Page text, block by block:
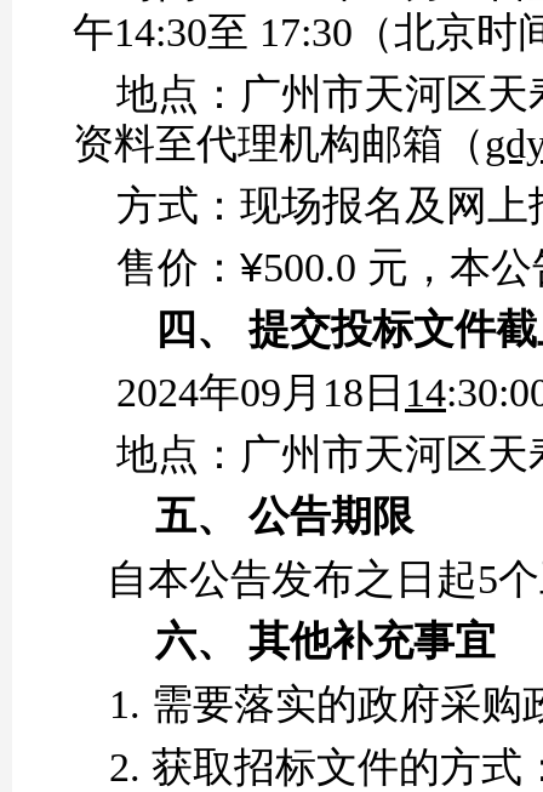
午14:30至 17:30（北京
地点：广州市天河区天
资料至代理机构邮箱（
方式： 现场报名及网
售价： ¥500.0 元，本
四、提交投标文件
2024年09月 18 日 14:30
地点： 广州市天河区天
五、 公告期限
自本公告发布之日起5
六、 其他补充事宜
1. 需要落实的政府采购
2. 获取招标文件的方式